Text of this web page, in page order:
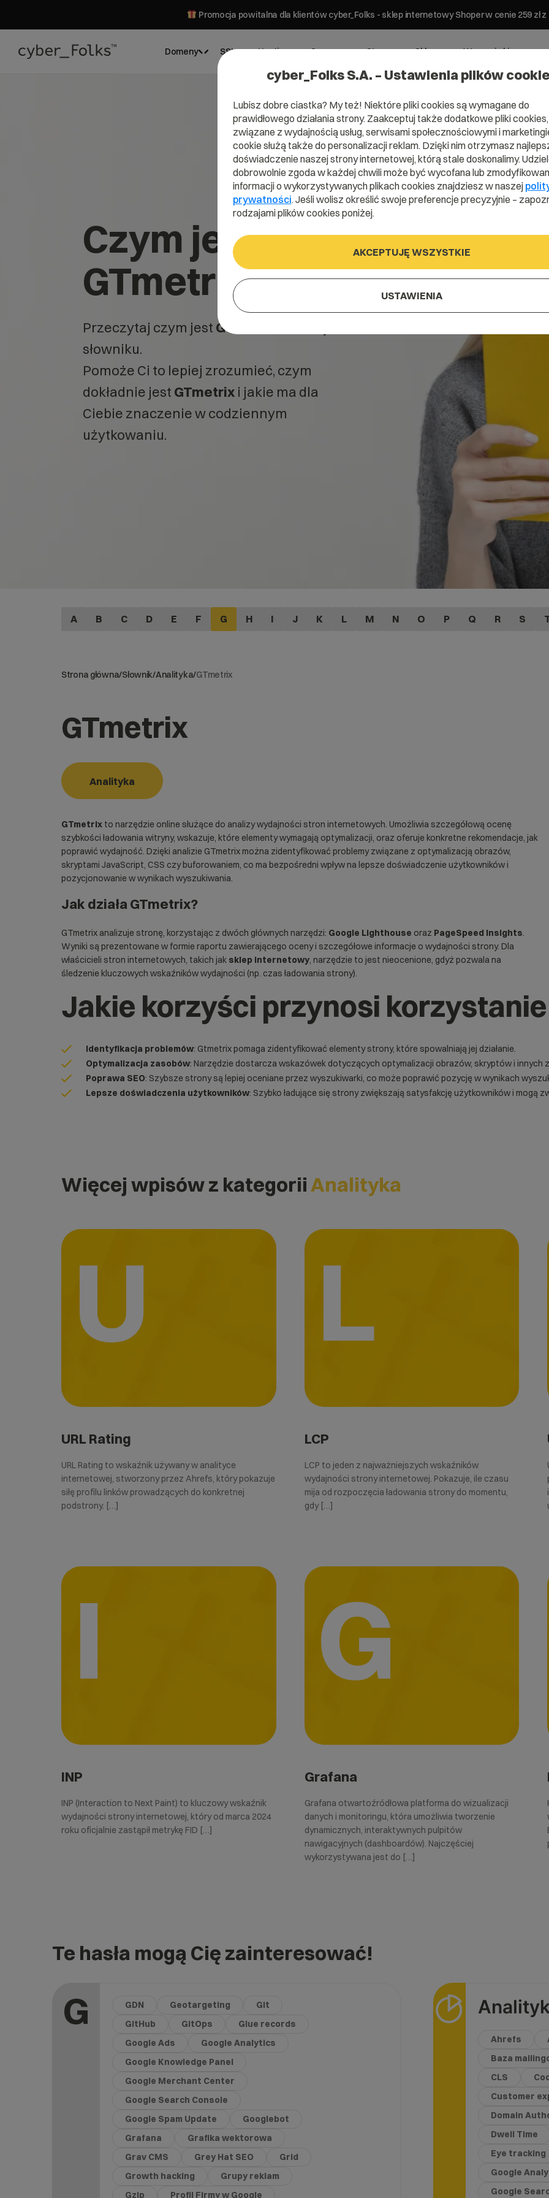
Promocja powitalna dla klientów cyber_Folks - sklep internetowy Shoper w cenie 259 zł z
Domeny SSL Hosting Serwery Strony Sklepy Wsparcie biznesowe
Czym jest
GTmetrix?
Przeczytaj czym jest GTmetrix
słowniku.
Pomoże Ci to lepiej zrozumieć, czym
dokładnie jest GTmetrix i jakie ma dla
Ciebie znaczenie w codziennym
użytkowaniu.
A B C D E F G H I J K L M N O P Q R S
Strona główna/Słownik/Analityka/GTmetrix
GTmetrix
Analityka
GTmetrix to narzędzie online służące do analizy wydajności stron internetowych. Umożliwia szczegółową ocenę
szybkości ładowania witryny, wskazuje, które elementy wymagają optymalizacji, oraz oferuje konkretne rekomendacje, jak
poprawić wydajność. Dzięki analizie GTmetrix można zidentyfikować problemy związane z optymalizacją obrazów,
skryptami JavaScript, CSS czy buforowaniem, co ma bezpośredni wpływ na lepsze doświadczenie użytkowników i
pozycjonowanie w wynikach wyszukiwania.
Jak działa GTmetrix?
GTmetrix analizuje stronę, korzystając z dwóch głównych narzędzi: Google Lighthouse oraz PageSpeed Insights.
Wyniki są prezentowane w formie raportu zawierającego oceny i szczegółowe informacje o wydajności strony. Dla
właścicieli stron internetowych, takich jak sklep internetowy, narzędzie to jest nieocenione, gdyż pozwala na
śledzenie kluczowych wskaźników wydajności (np. czas ładowania strony).
Jakie korzyści przynosi
Identyfikacja problemów: Gtmetrix pomaga zidentyfikować elementy strony, które spowalniają jej działanie.
Optymalizacja zasobów: Narzędzie dostarcza wskazówek dotyczących optymalizacji obrazów, skryptów i innych
Poprawa SEO: Szybsze strony są lepiej oceniane przez wyszukiwarki, co może poprawić pozycję w wynikach
Lepsze doświadczenia użytkowników: Szybko ładujące się strony zwiększają satysfakcję użytkowników i mogą
Więcej wpisów z kategoriiAnalityka
U
URL Rating
URL Rating to wskaźnik używany w analityce
internetowej, stworzony przez Ahrefs, który pokazuje
siłę profilu linków prowadzących do konkretnej
podstrony. […]
L
LCP
LCP to jeden z najważniejszych wskaźników
wydajności strony internetowej. Pokazuje, ile czasu
mija od rozpoczęcia ładowania strony do momentu,
gdy […]
I
INP
INP (Interaction to Next Paint) to kluczowy wskaźnik
wydajności strony internetowej, który od marca 2024
roku oficjalnie zastąpił metrykę FID […]
G
Grafana
Grafana otwartoźródłowa platforma do wizualizacji
danych i monitoringu, która umożliwia tworzenie
dynamicznych, interaktywnych pulpitów
nawigacyjnych (dashboardów). Najczęściej
wykorzystywana jest do […]
Te hasła mogą Cię zainteresować!
G GDN Geotargeting
Git
GitHub
GitOps
Glue records
Google Ads
Google Analytics
Google Knowledge Panel
Google Merchant Center
Google Search Console
Google Spam Update
Googlebot
Grafana
Grafika wektorowa
Grav CMS
Grey Hat SEO
Grid
Growth hacking
Grupy reklam
Gzip
Profil Firmy w Google
Ahrefs
Baza
CLS
Customer
Domain
Dwell Time
Eye tracking
Google
Google
cyber_Folks S.A. – Ustawienia plików
Lubisz dobre ciastka? My też! Niektóre pliki cookies są wymagane do
prawidłowego działania strony. Zaakceptuj także dodatkowe pliki cookies,
związane z wydajnością usług, serwisami społecznościowymi i
cookie służą także do personalizacji reklam. Dzięki nim otrzymasz
doświadczenie naszej strony internetowej, którą stale doskonalimy.
dobrowolnie zgoda w każdej chwili może być wycofana lub
informacji o wykorzystywanych plikach cookies znajdziesz w naszej
prywatności. Jeśli wolisz określić swoje preferencje precyzyjnie –
rodzajami plików cookies poniżej.
AKCEPTUJĘ WSZYSTKIE
USTAWIENIA